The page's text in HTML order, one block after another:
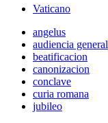
Vaticano
angelus
audiencia general
beatificacion
canonizacion
conclave
curia romana
jubileo